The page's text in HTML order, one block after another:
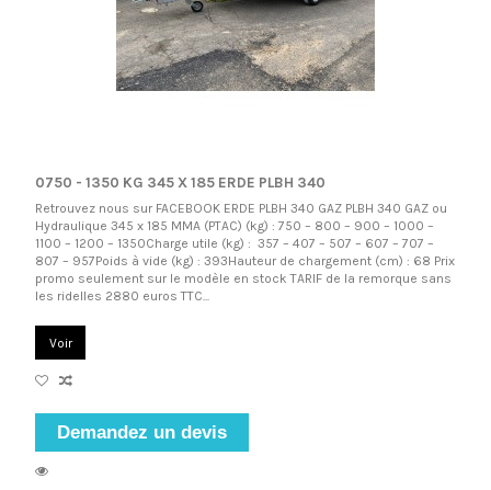
0750 - 1350 KG 345 X 185 ERDE PLBH 340
Retrouvez nous sur FACEBOOK ERDE PLBH 340 GAZ PLBH 340 GAZ ou
Hydraulique 345 x 185 MMA (PTAC) (kg) : 750 – 800 – 900 – 1000 –
1100 – 1200 – 1350Charge utile (kg) : 357 – 407 – 507 – 607 – 707 –
807 – 957Poids à vide (kg) : 393Hauteur de chargement (cm) : 68 Prix
promo seulement sur le modèle en stock TARIF de la remorque sans
les ridelles 2880 euros TTC...
Voir
Demandez un devis